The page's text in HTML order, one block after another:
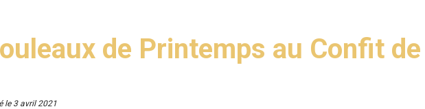
de Printemps au Confit de
le 3 avril 2021